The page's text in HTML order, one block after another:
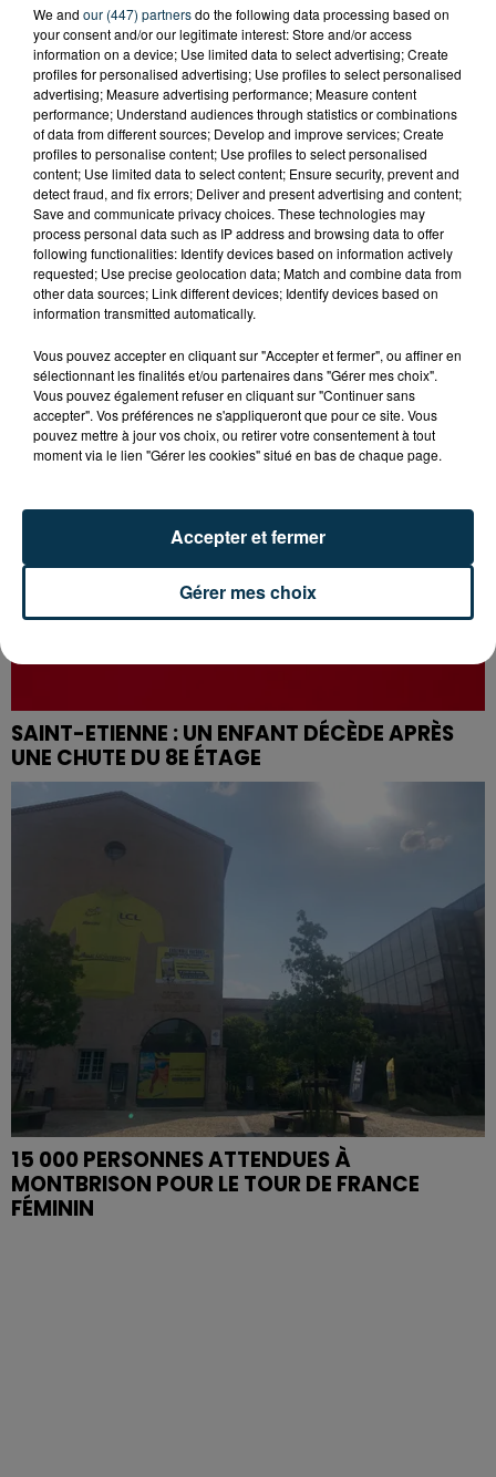
FOREZTIVAL : DROGUÉ ET TENANT DES
PROPOS DÉPLACÉS, UN FESTIVALIER A...
SAINT-ETIENNE : UN ENFANT DÉCÈDE APRÈS
UNE CHUTE DU 8E ÉTAGE
15 000 PERSONNES ATTENDUES À
MONTBRISON POUR LE TOUR DE FRANCE
FÉMININ
We and our (447) partnersdo the following data processing based on
your consent and/or our legitimate interest: Store and/or access
information on a device; Use limited data to select advertising; Create
profiles for personalised advertising; Use profiles to select personalised
advertising; Measure advertising performance; Measure content
performance; Understand audiences through statistics or combinations
of data from different sources; Develop and improve services; Create
profiles to personalise content; Use profiles to select personalised
content; Use limited data to select content; Ensure security, prevent and
detect fraud, and fix errors; Deliver and present advertising and content;
Save and communicate privacy choices. These technologies may
process personal data such as IP address and browsing data to offer
following functionalities: Identify devices based on information actively
requested; Use precise geolocation data; Match and combine data from
other data sources; Link different devices; Identify devices based on
information transmitted automatically.
Vous pouvez accepter en cliquant sur "Accepter et fermer", ou affiner en
sélectionnant les finalités et/ou partenaires dans "Gérer mes choix".
Vous pouvez également refuser en cliquant sur "Continuer sans
accepter". Vos préférences ne s'appliqueront que pour ce site. Vous
pouvez mettre à jour vos choix, ou retirer votre consentement à tout
moment via le lien "Gérer les cookies" situé en bas de chaque page.
Gérer mes choix
Accepter et fermer